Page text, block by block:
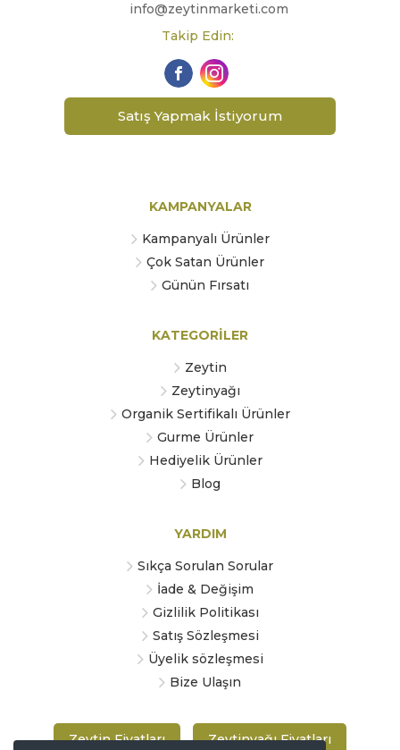
info@zeytinmarketi.com
Takip Edin:
Satış Yapmak İstiyorum
KAMPANYALAR
Kampanyalı Ürünler
Çok Satan Ürünler
Günün Fırsatı
KATEGORİLER
Zeytin
Zeytinyağı
Organik Sertifikalı Ürünler
Gurme Ürünler
Hediyelik Ürünler
Blog
YARDIM
Sıkça Sorulan Sorular
İade & Değişim
Gizlilik Politikası
Satış Sözleşmesi
Üyelik sözleşmesi
Bize Ulaşın
Zeytin Fiyatları Zeytinyağı Fiyatları